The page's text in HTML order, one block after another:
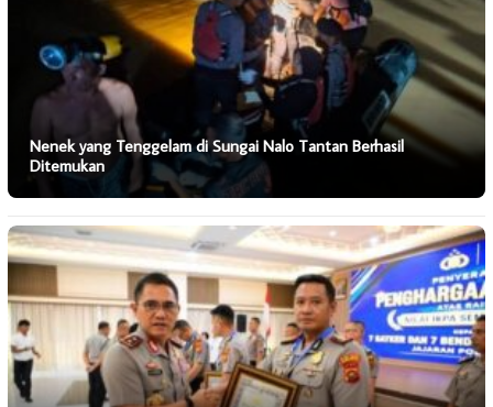
Nenek yang Tenggelam di Sungai Nalo Tantan Berhasil
Ditemukan